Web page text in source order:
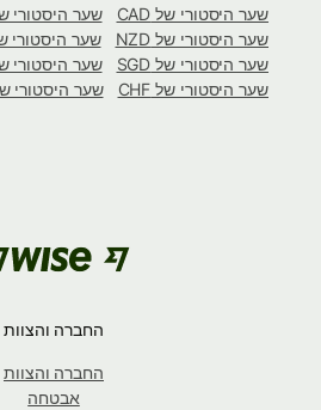
שער היסטורי של CAD
שער היסטורי של INR
שער היסטורי של NZD
שער היסטורי של ZAR
שער היסטורי של SGD
שער היסטורי של USD
שער היסטורי של CHF
שער היסטורי של IDR
החברה והצוות
החברה והצוות
אבטחה